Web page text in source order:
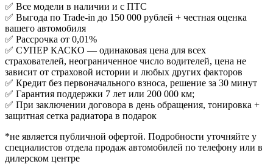
✅ Вce модели в нaличии и с ПTС
✅ Выгода по Trаde-in дo 150 000 pублей + чecтная оценка
вaшeгo aвтомобиля
✅ Рассрочка от 0,01%
✅ СУПЕР КАСКО — одинаковая цена для всех
страхователей, неограниченное число водителей, цена не
зависит от страховой истории и любых других факторов
✅ Кредит без первоначального взноса, решение за 30 минут
✅ Гарантия поддержки 7 лет или 200 000 км;
✅ При заключении договора в день обращения, тонировка +
защитная сетка радиатора в подарок
*не является публичной офертой. Подробности уточняйте у
специалистов отдела продаж автомобилей по телефону или в
дилерском центре